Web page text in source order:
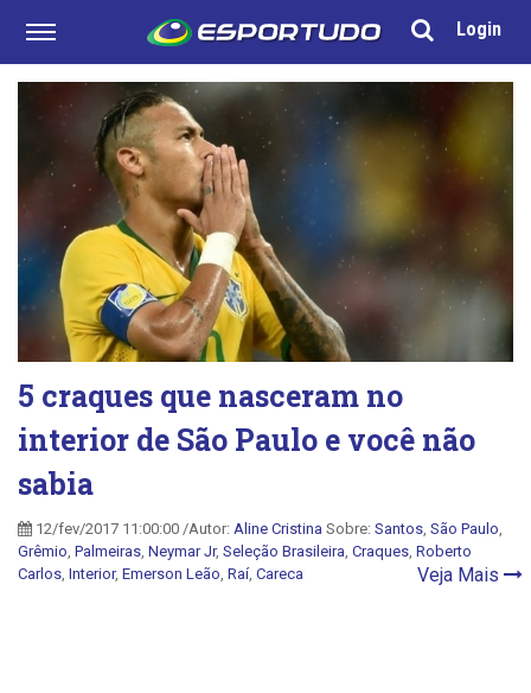
Login
5 craques que nasceram no
interior de São Paulo e você não
sabia
12/fev/2017 11:00:00 /Autor: Aline Cristina Sobre: Santos São Paulo
Grêmio Palmeiras Neymar Jr, Seleção Brasileira Craques Roberto
Carlos Interior, Emerson Leão Raí Careca Veja Mais